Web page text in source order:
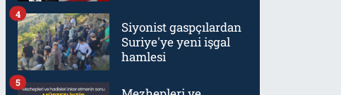
Siyonist gaspçılardan
Suriye'ye yeni işgal
hamlesi
4
5